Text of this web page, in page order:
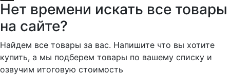
Нет времени искать все товары
на сайте?
Найдем все товары за вас. Напишите что вы хотите
купить, а мы подберем товары по вашему списку и
озвучим итоговую стоимость